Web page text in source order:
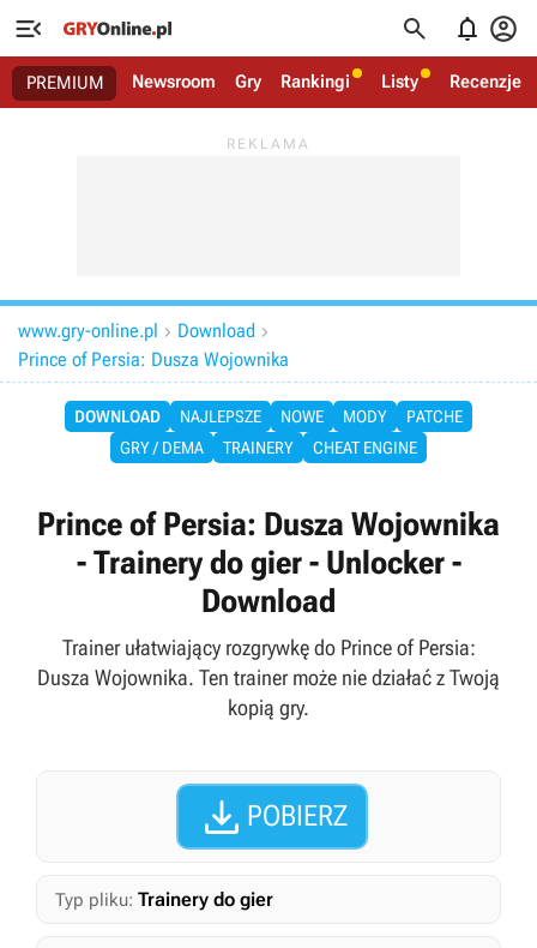
   
PREMIUM Newsroom Gry Rankingi Listy Recenzje
www.gry-online.pl  Download 
Prince of Persia: Dusza Wojownika
DOWNLOAD NAJLEPSZE NOWE MODY
PATCHE
GRY / DEMA
TRAINERY CHEAT ENGINE
Prince of Persia: Dusza Wojownika
- Trainery do gier - Unlocker -
Download
Trainer ułatwiający rozgrywkę do Prince of Persia:
Dusza Wojownika. Ten trainer może nie działać z Twoją
kopią gry.
 POBIERZ
Typ pliku: Trainery do gier